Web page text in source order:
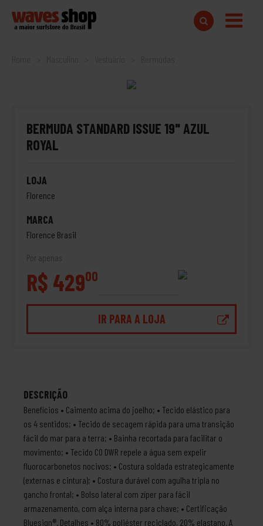
Home Bermudas
BERMUDA STANDARD ISSUE 19" AZUL
ROYAL
LOJA
Florence
MARCA
Florence Brasil
Por apenas
R$ 42900
IR PARA A LOJA
DESCRIÇÃO
Benefícios • Caimento acima do joelho; • Tecido elástico para
os 4 sentidos; • Tecido de secagem rápida para uma transição
fácil do mar para a terra; • Bainha recortada para facilitar o
movimento; • Tecido C0 DWR repele a água sem expelir
fluorocarbonetos nocivos; • Costura soldada estrategicamente
(externas e cintura); • Costura durável com agulha tripla no
gancho frontal; • Bolso lateral com zíper para fácil
armazenamento, com alça interna para chave; • Certificação
Bluesign®. Detalhes • 80% poliéster reciclado, 20% elastano. A